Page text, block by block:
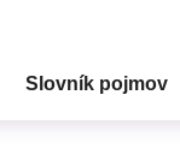
Slovník pojmov